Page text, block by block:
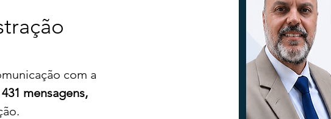
com a
431 mensagens,